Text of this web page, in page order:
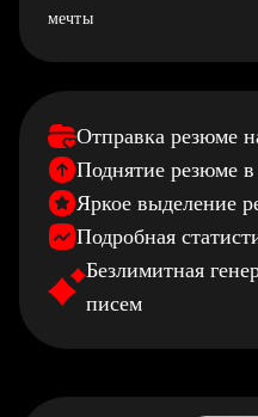
мечты
Отправка резюме
Поднятие резюме
Яркое выделение
Подробная
Безлимитная
писем